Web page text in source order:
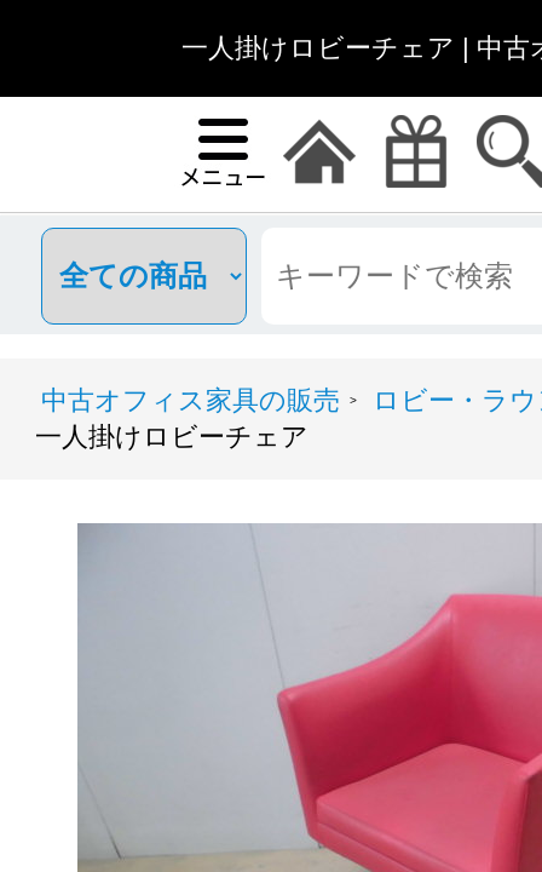
一人掛けロビーチェア | 中古
中古オフィス家具の販売 >
ロビー・ラ
一人掛けロビーチェア